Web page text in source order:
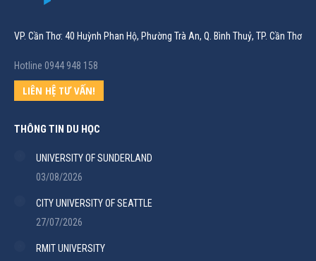
VP. Cần Thơ: 40 Huỳnh Phan Hộ, Phường Trà An, Q. Bình Thuỷ, TP. Cần Thơ
Hotline 0944 948 158
LIÊN HỆ TƯ VẤN!
THÔNG TIN DU HỌC
UNIVERSITY OF SUNDERLAND
03/08/2026
CITY UNIVERSITY OF SEATTLE
27/07/2026
RMIT UNIVERSITY